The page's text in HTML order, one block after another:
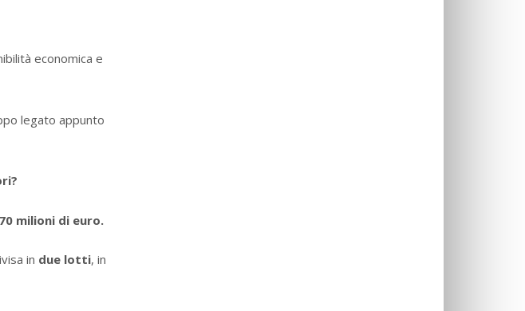
economica e
legato appunto
milioni di euro.
in due lotti, in